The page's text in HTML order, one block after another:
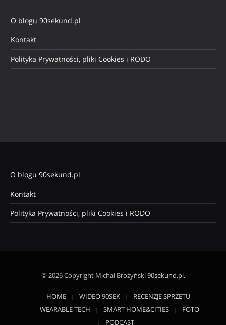
O blogu 90sekund.pl
Kontakt
Polityka Prywatności, pliki Cookies i RODO
O blogu 90sekund.pl
Kontakt
Polityka Prywatności, pliki Cookies i RODO
© 2026 Copyright Michał Brożyński90sekund.pl.
HOME WIDEO 90SEK
RECENZJE SPRZĘTU
WEARABLE TECH
SMART HOME&CITIES
FOTO
PODCAST